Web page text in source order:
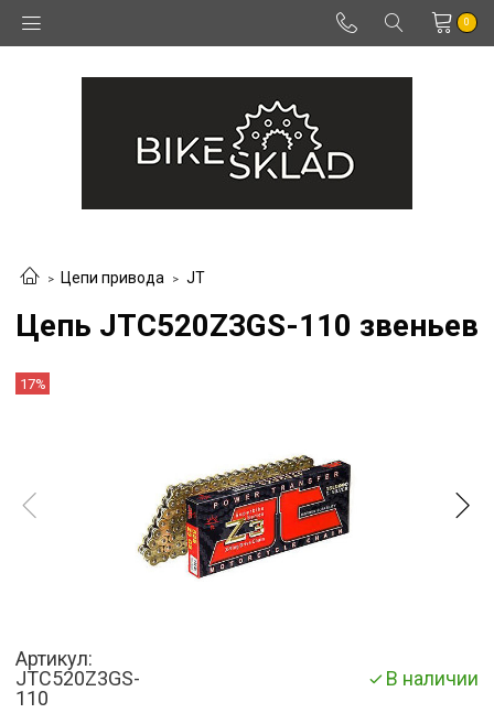
0
Цепи привода JT
Цепь JTC520Z3GS-110 звеньев
17%
Артикул:
JTC520Z3GS-
110
В наличии